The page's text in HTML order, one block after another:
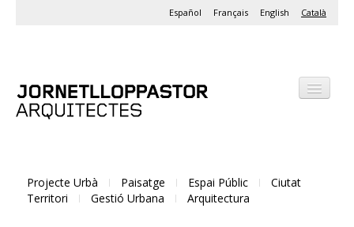
Català
English
Français
Español
Projecte Urbà Paisatge Espai Públic
Ciutat
Territori
Gestió Urbana Arquitectura